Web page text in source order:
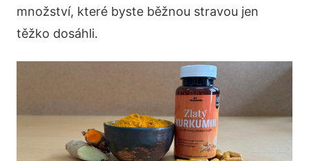
množství, které byste běžnou stravou jen
těžko dosáhli.